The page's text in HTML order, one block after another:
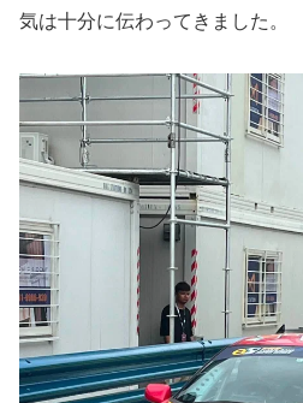
気は十分に伝わってきました。